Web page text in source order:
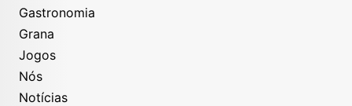
Gastronomia
Grana
Jogos
Nós
Notícias